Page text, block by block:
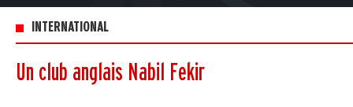
INTERNATIONAL
Un club anglais Nabil Fekir